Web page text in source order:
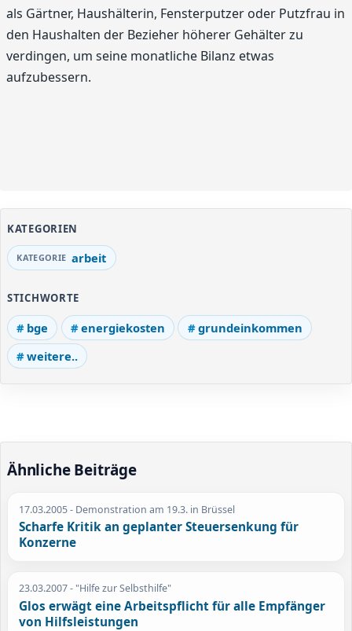
als Gärtner, Haushälterin, Fensterputzer oder Putzfrau in
den Haushalten der Bezieher höherer Gehälter zu
verdingen, um seine monatliche Bilanz etwas
aufzubessern.
KATEGORIEN
arbeit
STICHWORTE
bge energiekosten
grundeinkommen
weitere..
Ähnliche Beiträge
17.03.2005- Demonstration am 19.3. in Brüssel
Scharfe Kritik an geplanter Steuersenkung für
Konzerne
23.03.2007- "Hilfe zur Selbsthilfe"
Glos erwägt eine Arbeitspflicht für alle Empfänger
von Hilfsleistungen